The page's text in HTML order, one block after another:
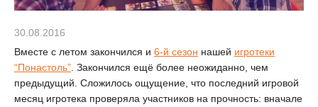
30.08.2016
Вместе с летом закончился и 6-й сезон нашей игротеки
“Понастоль”. Закончился ещё более неожиданно, чем
предыдущий. Сложилось ощущение, что последний игровой
месяц игротека проверяла участников на прочность: вначале